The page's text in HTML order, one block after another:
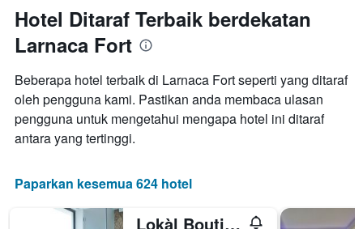
Hotel Ditaraf Terbaik berdekatan
Larnaca Fort
Beberapa hotel terbaik di Larnaca Fort seperti yang ditaraf
oleh pengguna kami. Pastikan anda membaca ulasan
pengguna untuk mengetahui mengapa hotel ini ditaraf
antara yang tertinggi.
Paparkan kesemua 624 hotel
Lokàl Boutique Hotel